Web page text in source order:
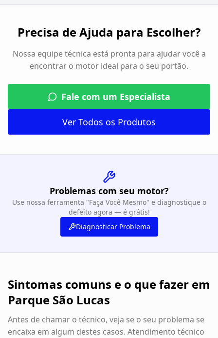
Precisa de Ajuda para Escolher?
Nossa equipe técnica está pronta para ajudar você a
encontrar o motor ideal para o seu portão.
Fale com um Especialista
Ver Todos os Produtos
Problemas com seu motor?
Use nossa ferramenta "Faça Você Mesmo" e diagnostique o
defeito agora — é grátis!
Diagnosticar Problema
Sintomas comuns e o que fazer em
Parque São Lucas
Antes de chamar o técnico, veja se o seu problema se
encaixa em algum destes casos. Atendimento técnico